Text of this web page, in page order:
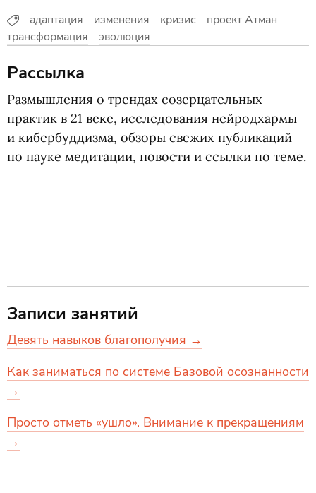
адаптация
изменения кризис
проект Атман
трансформация
эволюция
Рассылка
Размышления о трендах созерцательных
практик в 21 веке, исследования нейродхармы
и кибербуддизма, обзоры свежих публикаций
по науке медитации, новости и ссылки по теме.
Записи занятий
Девять навыков благополучия →
Как заниматься по системе Базовой осознанности
→
Просто отметь «ушло». Внимание к прекращениям
→